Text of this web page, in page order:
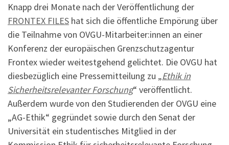
Knapp drei Monate nach der Veröffentlichung der
FRONTEX FILES hat sich die öffentliche Empörung über
die Teilnahme von OVGU-Mitarbeiter:innen an einer
Konferenz der europäischen Grenzschutzagentur
Frontex wieder weitestgehend gelichtet. Die OVGU hat
diesbezüglich eine Pressemitteilung zu „Ethik in
Sicherheitsrelevanter Forschung“ veröffentlicht.
Außerdem wurde von den Studierenden der OVGU eine
„AG-Ethik“ gegründet sowie durch den Senat der
Universität ein studentisches Mitglied in der